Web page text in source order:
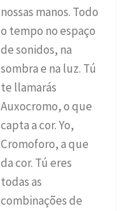
nossas manos. Todo
o tempo no espaço
de sonidos, na
sombra e na luz. Tú
te llamarás
Auxocromo, o que
capta a cor. Yo,
Cromoforo, a que
da cor. Tú eres
todas as
combinações de